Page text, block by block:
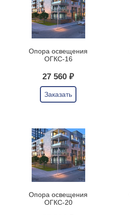
Опора освещения
ОГКС-16
27 560 ₽
Заказать
Опора освещения
ОГКС-20